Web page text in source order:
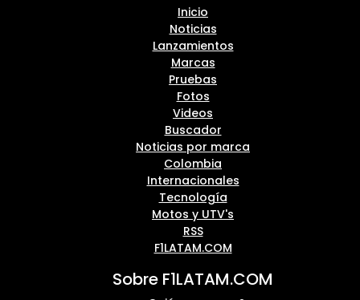
Inicio
Noticias
Lanzamientos
Marcas
Pruebas
Fotos
Videos
Buscador
Noticias por marca
Colombia
Internacionales
Tecnología
Motos y UTV's
RSS
F1LATAM.COM
Sobre F1LATAM.COM